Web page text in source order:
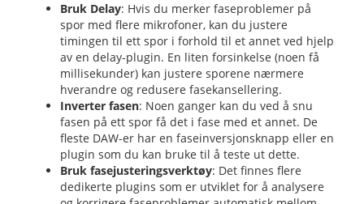
Bruk Delay: Hvis du merker faseproblemer på
spor med flere mikrofoner, kan du justere
timingen til ett spor i forhold til et annet ved hjelp
av en delay-plugin. En liten forsinkelse (noen få
millisekunder) kan justere sporene nærmere
hverandre og redusere fasekansellering.
Inverter fasen: Noen ganger kan du ved å snu
fasen på ett spor få det i fase med et annet. De
fleste DAW-er har en faseinversjonsknapp eller en
plugin som du kan bruke til å teste ut dette.
Bruk fasejusteringsverktøy: Det finnes flere
dedikerte plugins som er utviklet for å analysere